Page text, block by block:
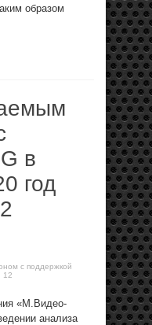
образом
в
год
с поддержкой
12
«М.Видео-
анализа